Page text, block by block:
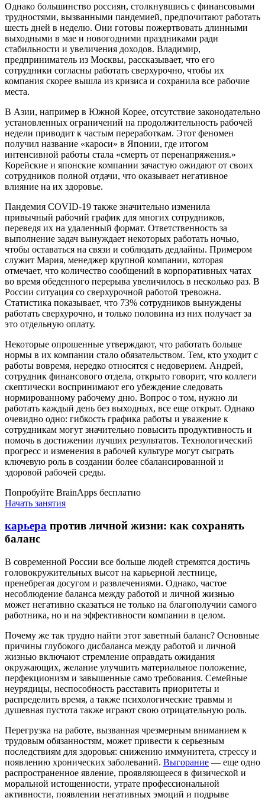
Однако большинство россиян, столкнувшись с финансовыми
трудностями, вызванными пандемией, предпочитают работать
шесть дней в неделю. Они готовы пожертвовать длинными
выходными в мае и новогодними праздниками ради
стабильности и увеличения доходов. Владимир,
предприниматель из Москвы, рассказывает, что его
сотрудники согласны работать сверхурочно, чтобы их
компания скорее вышла из кризиса и сохранила все рабочие
места.
В Азии, например в Южной Корее, отсутствие законодательно
установленных ограничений на продолжительность рабочей
недели приводит к частым переработкам. Этот феномен
получил название «кароси» в Японии, где итогом
интенсивной работы стала «смерть от перенапряжения.»
Корейские и японские компании зачастую ожидают от своих
сотрудников полной отдачи, что оказывает негативное
влияние на их здоровье.
Пандемия COVID-19 также значительно изменила
привычный рабочий график для многих сотрудников,
переведя их на удаленный формат. Ответственность за
выполнение задач вынуждает некоторых работать ночью,
чтобы оставаться на связи и соблюдать дедлайны. Примером
служит Мария, менеджер крупной компании, которая
отмечает, что количество сообщений в корпоративных чатах
во время обеденного перерыва увеличилось в несколько раз. В
России ситуация со сверхурочной работой тревожна.
Статистика показывает, что 73% сотрудников вынуждены
работать сверхурочно, и только половина из них получает за
это отдельную оплату.
Некоторые опрошенные утверждают, что работать больше
нормы в их компании стало обязательством. Тем, кто уходит с
работы вовремя, нередко относятся с недоверием. Андрей,
сотрудник финансового отдела, открыто говорит, что коллеги
скептически воспринимают его убеждение следовать
нормированному рабочему дню. Вопрос о том, нужно ли
работать каждый день без выходных, все еще открыт. Однако
очевидно одно: гибкость графика работы и уважение к
сотрудникам могут значительно повысить продуктивность и
помочь в достижении лучших результатов. Технологический
прогресс и изменения в рабочей культуре могут сыграть
ключевую роль в создании более сбалансированной и
здоровой рабочей среды.
Попробуйте BrainApps бесплатно
Начать занятия
карьера против личной жизни: как сохранять
баланс
В современной России все больше людей стремятся достичь
головокружительных высот на карьерной лестнице,
пренебрегая досугом и развлечениями. Однако, частое
несоблюдение баланса между работой и личной жизнью
может негативно сказаться не только на благополучии самого
работника, но и на эффективности компании в целом.
Почему же так трудно найти этот заветный баланс? Основные
причины глубокого дисбаланса между работой и личной
жизнью включают стремление оправдать ожидания
окружающих, желание улучшить материальное положение,
перфекционизм и завышенные само требования. Семейные
неурядицы, неспособность расставить приоритеты и
распределить время, а также психологические травмы и
душевная пустота также играют свою отрицательную роль.
Перегрузка на работе, вызванная чрезмерным вниманием к
трудовым обязанностям, может привести к серьезным
последствиям для здоровья: снижению иммунитета, стрессу и
появлению хронических заболеваний. Выгорание — еще одно
распространенное явление, проявляющееся в физической и
моральной истощенности, утрате профессиональной
активности, появлении негативных эмоций и подрыве